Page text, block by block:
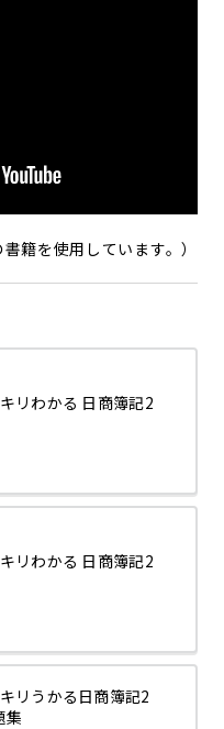
籍を使用しています。）
リわかる 日商簿記2
リわかる 日商簿記2
リうかる日商簿記2
集